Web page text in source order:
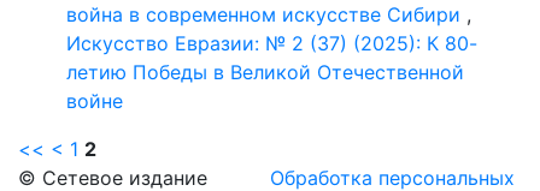
война в современном искусстве Сибири ,
Искусство Евразии: № 2 (37) (2025): К 80-
летию Победы в Великой Отечественной
войне
<< < 1 2
© Сетевое издание
Обработка персональных